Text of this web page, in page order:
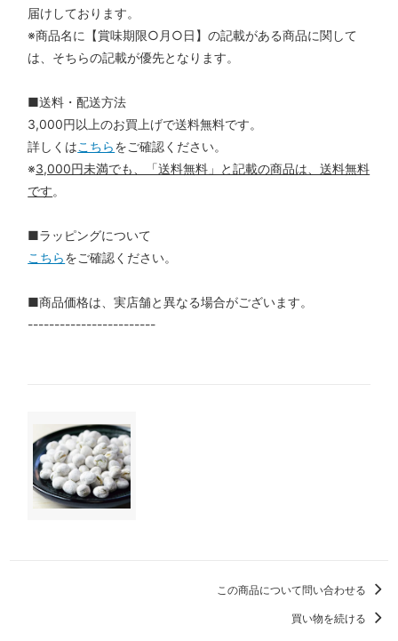
届けしております。
※商品名に【賞味期限○月○日】の記載がある商品に関して
は、そちらの記載が優先となります。
■送料・配送方法
3,000円以上のお買上げで送料無料です。
詳しくはこちらをご確認ください。
※3,000円未満でも、「送料無料」と記載の商品は、送料無料
です。
■ラッピングについて
こちらをご確認ください。
■商品価格は、実店舗と異なる場合がございます。
------------------------
この商品について問い合わせる
買い物を続ける